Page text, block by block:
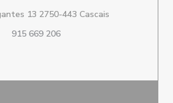
13 2750-443 Cascais
915 669 206